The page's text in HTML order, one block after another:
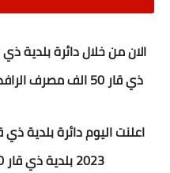
الان من خلال دائرة بلدية
ذي قار 50 الف مصرف الرافدين حصرآ الى محافظة ذي قار.
اعلنت اليوم دائرة بلدية
2023 بلدية ذي قار 50 الف مصرف الرافدين.